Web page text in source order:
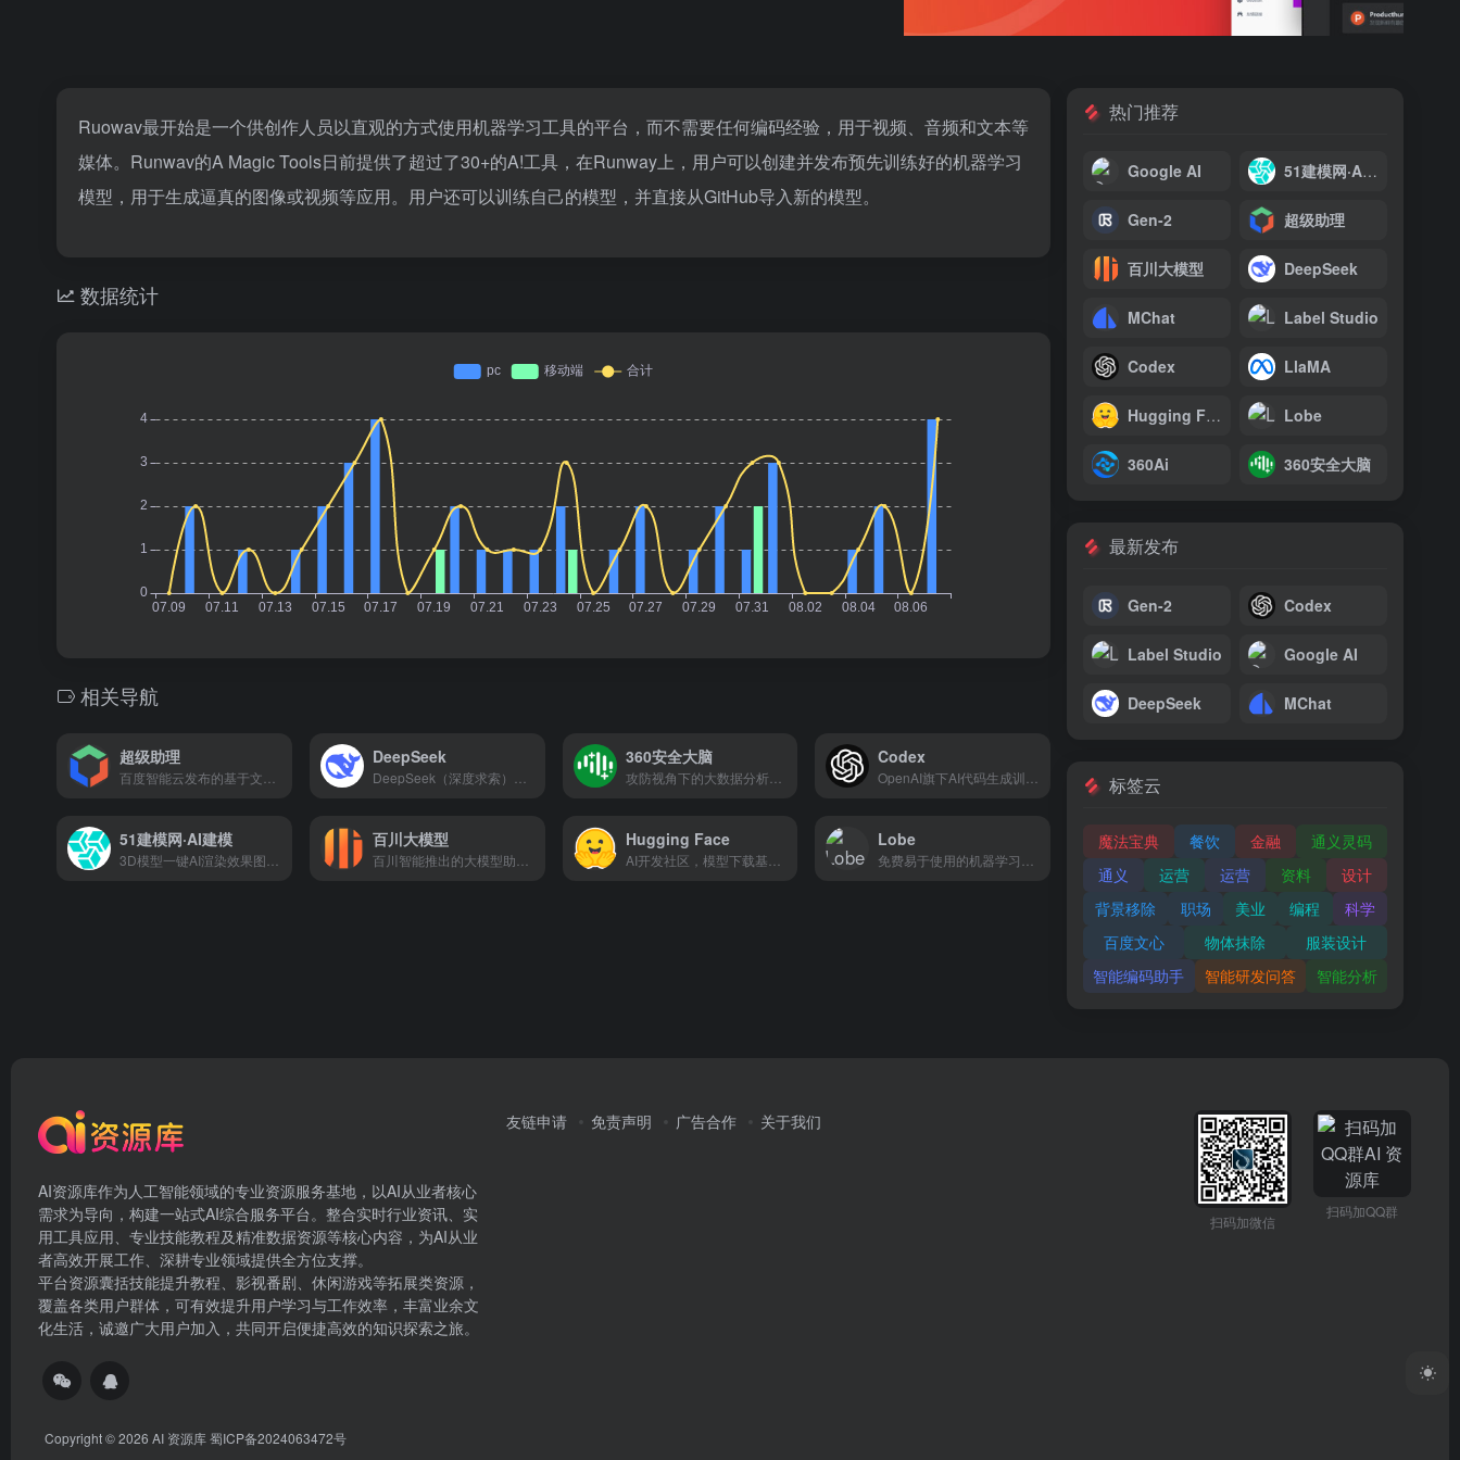
Ruowav最开始是一个供创作人员以直观的方式使用机器学习工具的平台，而不需要任何编码经验，用于视频、音频和文本等
媒体。Runwav的A Magic Tools日前提供了超过了30+的A!工具，在Runway上，用户可以创建并发布预先训练好的机器学习
模型，用于生成逼真的图像或视频等应用。用户还可以训练自己的模型，并直接从GitHub导入新的模型。
数据统计
相关导航
超级助理 DeepSeek 360安全大脑
攻防视角下的大数据分析平台，专注人工智能赋能安全的前沿技术研究
Codex
51建模网·AI建模 百川大模型 Hugging Face Lobe
热门推荐
Google AI 51建模网·AI建模
Gen-2 超级助理
百川大模型 DeepSeek
MChat Label Studio
Codex LlaMA
Hugging Face Lobe
360Ai 360安全大脑
最新发布
Gen-2 Codex
Label Studio Google AI
DeepSeek MChat
标签云
魔法宝典 餐饮 金融
通义灵码
通义
运营 运营 资料
设计
背景移除
职场 美业 编程
科学
百度文心
物体抹除
服装设计
智能编码助手
智能研发问答 智能分析
AI资源库作为人工智能领域的专业资源服务基地，以AI从业者核心
需求为导向，构建一站式AI综合服务平台。整合实时行业资讯、实
用工具应用、专业技能教程及精准数据资源等核心内容，为AI从业
者高效开展工作、深耕专业领域提供全方位支撑。
平台资源囊括技能提升教程、影视番剧、休闲游戏等拓展类资源，
覆盖各类用户群体，可有效提升用户学习与工作效率，丰富业余文
化生活，诚邀广大用户加入，共同开启便捷高效的知识探索之旅。
友链申请 免责声明 广告合作 关于我们
扫码加微信
扫码加QQ群
Copyright © 2026 AI 资源库蜀ICP备2024063472号